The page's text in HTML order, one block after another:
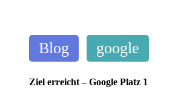
Posted
in
Blog google
Ziel erreicht – Google Platz 1